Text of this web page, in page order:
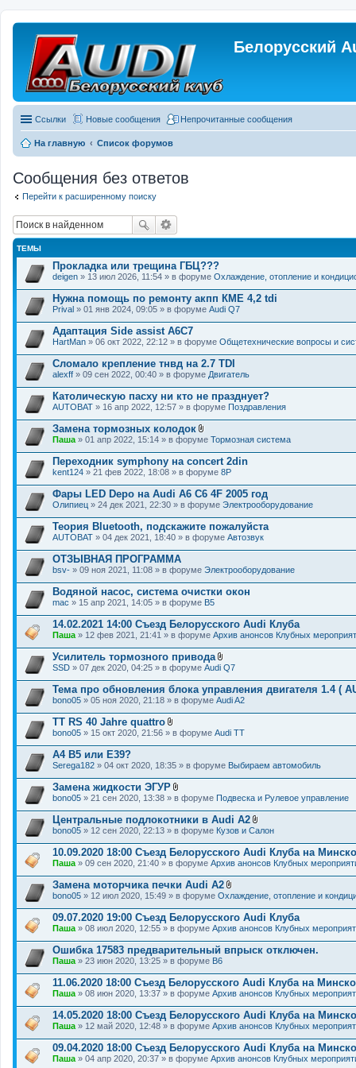
Белорусский
Ссылки Новые сообщения Непрочитанные сообщения
На главную Список форумов
Сообщения без ответов
Перейти к расширенному поиску
ТЕМЫ
Прокладка или трещина ГБЦ???
deigen » 13 июл 2026, 11:54 » в форуме Охлаждение, отопление и
Нужна помощь по ремонту акпп КМЕ 4,2 tdi
Prival » 01 янв 2024, 09:05 » в форуме Audi Q7
Адаптация Side assist A6C7
HartMan » 06 окт 2022, 22:12 » в форуме Общетехнические вопросы и
Сломало крепление тнвд на 2.7 TDI
alexff » 09 сен 2022, 00:40 » в форуме Двигатель
Католическую пасху ни кто не празднует?
AUTOBAT » 16 апр 2022, 12:57 » в форуме Поздравления
Замена тормозных колодок
В
о
ж
е
н
и
я
Паша » 01 апр 2022, 15:14 » в форуме Тормозная система
Переходник symphony на concert 2din
kent124 » 21 фев 2022, 18:08 » в форуме 8P
Фары LED Depo на Audi A6 C6 4F 2005 год
Олипиец » 24 дек 2021, 22:30 » в форуме Электрооборудование
Теория Bluetooth, подскажите пожалуйста
AUTOBAT » 04 дек 2021, 18:40 » в форуме Автозвук
ОТЗЫВНАЯ ПРОГРАММА
bsv- » 09 ноя 2021, 11:08 » в форуме Электрооборудование
Водяной насос, система очистки окон
mac » 15 апр 2021, 14:05 » в форуме B5
14.02.2021 14:00 Съезд Белорусского Audi Клуба
Паша » 12 фев 2021, 21:41 » в форуме Архив анонсов Клубных
Усилитель тормозного привода
В
л
о
ж
е
н
я
SSD » 07 дек 2020, 04:25 » в форуме Audi Q7
Тема про обновления блока управления двигателя 1.4 (
bono05 » 05 ноя 2020, 21:18 » в форуме Audi A2
TT RS 40 Jahre quattro
В
о
е
н
и
я
bono05 » 15 окт 2020, 21:56 » в форуме Audi TT
A4 B5 или E39?
Serega182 » 04 окт 2020, 18:35 » в форуме Выбираем автомобиль
Замена жидкости ЭГУР
В
о
ж
е
н
и
я
bono05 » 21 сен 2020, 13:38 » в форуме Подвеска и Рулевое управление
Центральные подлокотники в Audi A2
В
о
ж
е
н
я
bono05 » 12 сен 2020, 22:13 » в форуме Кузов и Салон
10.09.2020 18:00 Съезд Белорусского Audi Клуба на
Паша » 09 сен 2020, 21:40 » в форуме Архив анонсов Клубных
Замена моторчика печки Audi A2
В
о
ж
е
н
и
bono05 » 12 июл 2020, 15:49 » в форуме Охлаждение, отопление и
09.07.2020 19:00 Съезд Белорусского Audi Клуба
Паша » 08 июл 2020, 12:55 » в форуме Архив анонсов Клубных
Ошибка 17583 предварительный впрыск отключен.
Паша » 23 июн 2020, 13:25 » в форуме B6
11.06.2020 18:00 Съезд Белорусского Audi Клуба на
Паша » 08 июн 2020, 13:37 » в форуме Архив анонсов Клубных
14.05.2020 18:00 Съезд Белорусского Audi Клуба на
Паша » 12 май 2020, 12:48 » в форуме Архив анонсов Клубных
09.04.2020 18:00 Съезд Белорусского Audi Клуба на
Паша » 04 апр 2020, 20:37 » в форуме Архив анонсов Клубных